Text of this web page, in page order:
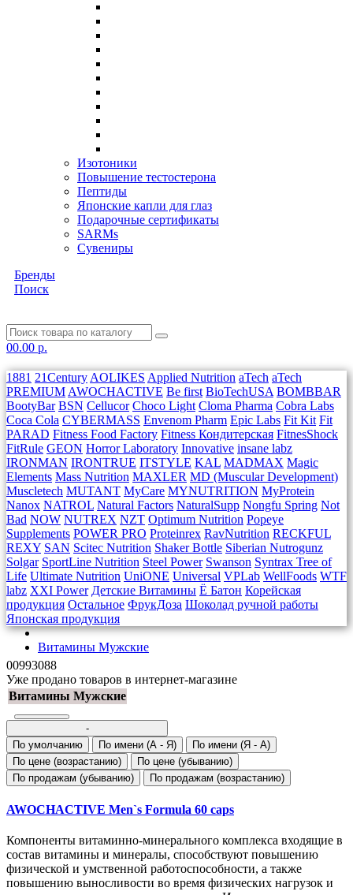
Изотоники
Повышение тестостерона
Пептиды
Японские капли для глаз
Подарочные сертификаты
SARMs
Сувениры
Бренды
Поиск
00.00 р.
1881 21Century AOLIKES Applied Nutrition aTech aTech
PREMIUM AWOCHACTIVE Be first BioTechUSA BOMBBAR
BootyBar BSN Cellucor Choco Light Cloma Pharma Cobra Labs
Coca Cola CYBERMASS Envenom Pharm Epic Labs Fit Kit Fit
PARAD Fitness Food Factory Fitness Кондитерская FitnesShock
FitRule GEON Horror Laboratory Innovative insane labz
IRONMAN IRONTRUE ITSTYLE KAL MADMAX Magic
Elements Mass Nutrition MAXLER MD (Muscular Development)
Muscletech MUTANT MyCare MYNUTRITION MyProtein
Nanox NATROL Natural Factors NaturalSupp Nongfu Spring Not
Bad NOW NUTREX NZT Optimum Nutrition Popeye
Supplements POWER PRO Proteinrex RavNutrition RECKFUL
REXY SAN Scitec Nutrition Shaker Bottle Siberian Nutrogunz
Solgar SportLine Nutrition Steel Power Swanson Syntrax Tree of
Life Ultimate Nutrition UniONE Universal VPLab WellFoods WTF
labz XXI Power Детские Витамины Ё Батон Корейская
продукция Остальное ФрукДоза Шоколад ручной работы
Японская продукция
Витамины Мужские
00993088
Уже продано товаров в интернет-магазине
Витамины Мужские
-
По умолчанию
По имени (A - Я)
По имени (Я - A)
По цене (возрастанию)
По цене (убыванию)
По продажам (убыванию)
По продажам (возрастанию)
AWOCHACTIVE Men`s Formula 60 caps
Компоненты витаминно-минерального комплекса входящие в
состав витамины и минералы, способствуют повышению
физической и умственной работоспособности, а также
повышению выносливости во время физических нагрузок и